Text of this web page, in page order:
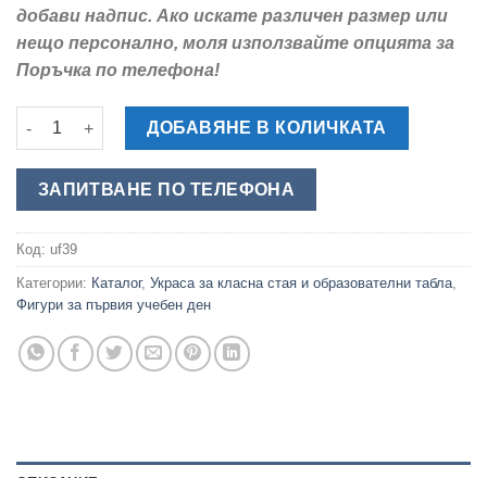
добави надпис. Ако искате различен размер или
нещо персонално, моля използвайте опцията за
Поръчка по телефона!
количество за Части на Речта - Обемна Фигура за Училищна
ДОБАВЯНЕ В КОЛИЧКАТА
ЗАПИТВАНЕ ПО ТЕЛЕФОНА
Код: uf39
Категории: Каталог, Украса за класна стая и образователни табла,
Фигури за първия учебен ден